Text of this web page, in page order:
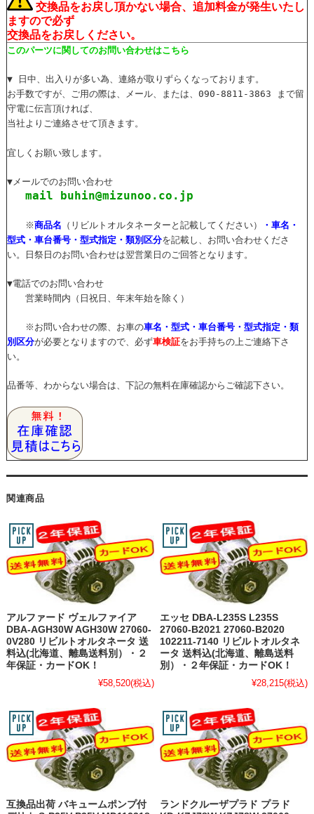
交換品をお戻し頂かない場合、追加料金が発生いたし
ますので必ず
交換品をお戻しください。
このパーツに関してのお問い合わせはこちら
▼ 日中、出入りが多い為、連絡が取りずらくなっております。
お手数ですが、ご用の際は、メール、または、090-8811-3863 まで留
守電に伝言頂ければ、
当社よりご連絡させて頂きます。
宜しくお願い致します。
▼メールでのお問い合わせ
mail buhin@mizunoo.co.jp
※商品名 （リビルトオルタネーターと記載してください）
・車名・
型式・車台番号・型式指定・類別区分を記載し、お問い合わせくださ
い。日祭日のお問い合わせは翌営業日のご回答となります。
▼電話でのお問い合わせ
営業時間内（日祝日、年末年始を除く）
※お問い合わせの際、お車の車名・型式・車台番号・型式指定・類
別区分が必要となりますので、必ず車検証をお手持ちの上ご連絡下さ
い。
品番等、わからない場合は、下記の無料在庫確認からご確認下さい。
関連商品
アルファード ヴェルファイア
DBA-AGH30W AGH30W 27060-
0V280 リビルトオルタネータ 送
料込(北海道、離島送料別）・２
年保証・カードOK！
¥58,520(税込)
エッセ DBA-L235S L235S
27060-B2021 27060-B2020
102211-7140 リビルトオルタネ
ータ 送料込(北海道、離島送料
別）・２年保証・カードOK！
¥28,215(税込)
互換品出荷 バキュームポンプ付
ランドクルーザプラド プラド